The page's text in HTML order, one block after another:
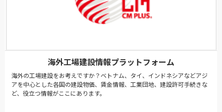
海外工場建設情報プラットフォーム
海外の工場建設をお考えですか？ベトナム、タイ、インドネシアなどアジ
アを中心とした各国の建設物価、賃金情報、工業団地、建設許可手続きな
ど、役立つ情報がここにあります。